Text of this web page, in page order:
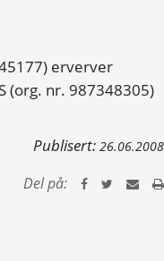
erverver
(org. nr. 987348305)
Publisert: 26.06.2008
Del på: